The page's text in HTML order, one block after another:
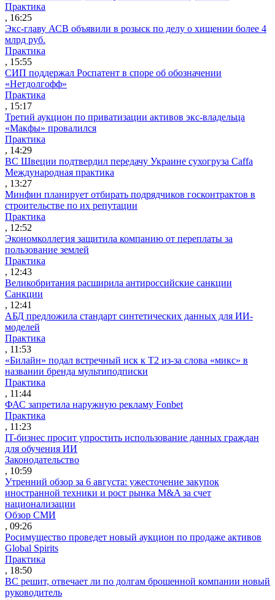
Практика
, 16:25
Экс-главу АСВ объявили в розыск по делу о хищении более 4
млрд руб.
Практика
, 15:55
СИП поддержал Роспатент в споре об обозначении
«Нетдолгофф»
Практика
, 15:17
Третий аукцион по приватизации активов экс-владельца
«Макфы» провалился
Практика
, 14:29
ВС Швеции подтвердил передачу Украине сухогруза Caffa
Международная практика
, 13:27
Минфин планирует отбирать подрядчиков госконтрактов в
строительстве по их репутации
Практика
, 12:52
Экономколлегия защитила компанию от переплаты за
пользование землей
Практика
, 12:43
Великобритания расширила антироссийские санкции
Санкции
, 12:41
АБД предложила стандарт синтетических данных для ИИ-
моделей
Практика
, 11:53
«Билайн» подал встречный иск к Т2 из-за слова «микс» в
названии бренда мультиподписки
Практика
, 11:44
ФАС запретила наружную рекламу Fonbet
Практика
, 11:23
IT-бизнес просит упростить использование данных граждан
для обучения ИИ
Законодательство
, 10:59
Утренний обзор за 6 августа: ужесточение закупок
иностранной техники и рост рынка M&A за счет
национализации
Обзор СМИ
, 09:26
Росимущество проведет новый аукцион по продаже активов
Global Spirits
Практика
, 18:50
ВС решит, отвечает ли по долгам брошенной компании новый
руководитель